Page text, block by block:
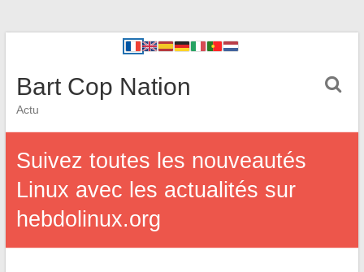
Bart Cop Nation
Actu
Suivez toutes les nouveautés
Linux avec les actualités sur
hebdolinux.org